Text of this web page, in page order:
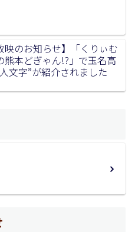
映のお知らせ】「くりぃむ
熊本どぎゃん!?」で玉名高
文字”が紹介されました